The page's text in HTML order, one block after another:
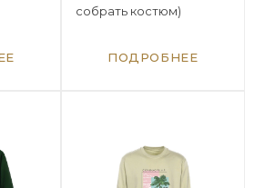
собрать костюм)
ПОДРОБНЕЕ